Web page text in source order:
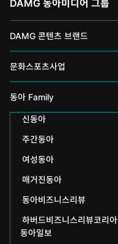
DAMG 동아미디어 그룹
DAMG 콘텐츠 브랜드
채널A
스포츠동아
어린이동아
에듀동아
어린이과학동아
수학동아
문화스포츠사업
동아 신춘문예
동아국악콩쿠르
동아뮤지컬콩쿠르
동아무용콩쿠르
동아주니어음악콩쿠르
동아 Family
인촌기념회
신문박물관
화정평화재단
하서학술재단
신동아
주간동아
여성동아
매거진동아
동아비즈니스리뷰
하버드비즈니스리뷰코리아
동아일보